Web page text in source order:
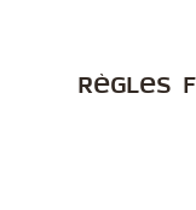
Règles